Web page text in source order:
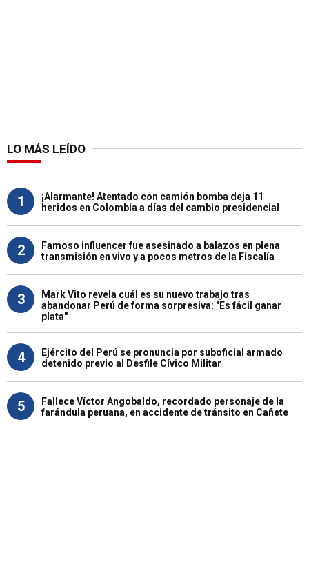
LO MÁS LEÍDO
1
¡Alarmante! Atentado con camión bomba deja 11
heridos en Colombia a días del cambio presidencial
2
Famoso influencer fue asesinado a balazos en plena
transmisión en vivo y a pocos metros de la Fiscalía
3
Mark Vito revela cuál es su nuevo trabajo tras
abandonar Perú de forma sorpresiva: "Es fácil ganar
plata"
4
Ejército del Perú se pronuncia por suboficial armado
detenido previo al Desfile Cívico Militar
5
Fallece Víctor Angobaldo, recordado personaje de la
farándula peruana, en accidente de tránsito en Cañete